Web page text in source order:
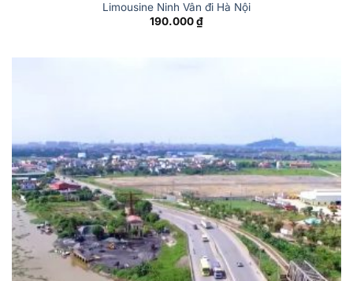
Limousine Ninh Vân đi Hà Nội
190.000₫